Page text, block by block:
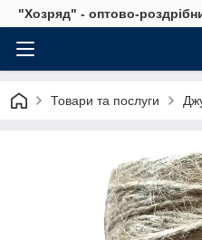
"Хозряд" - оптово-
Товари та послуги